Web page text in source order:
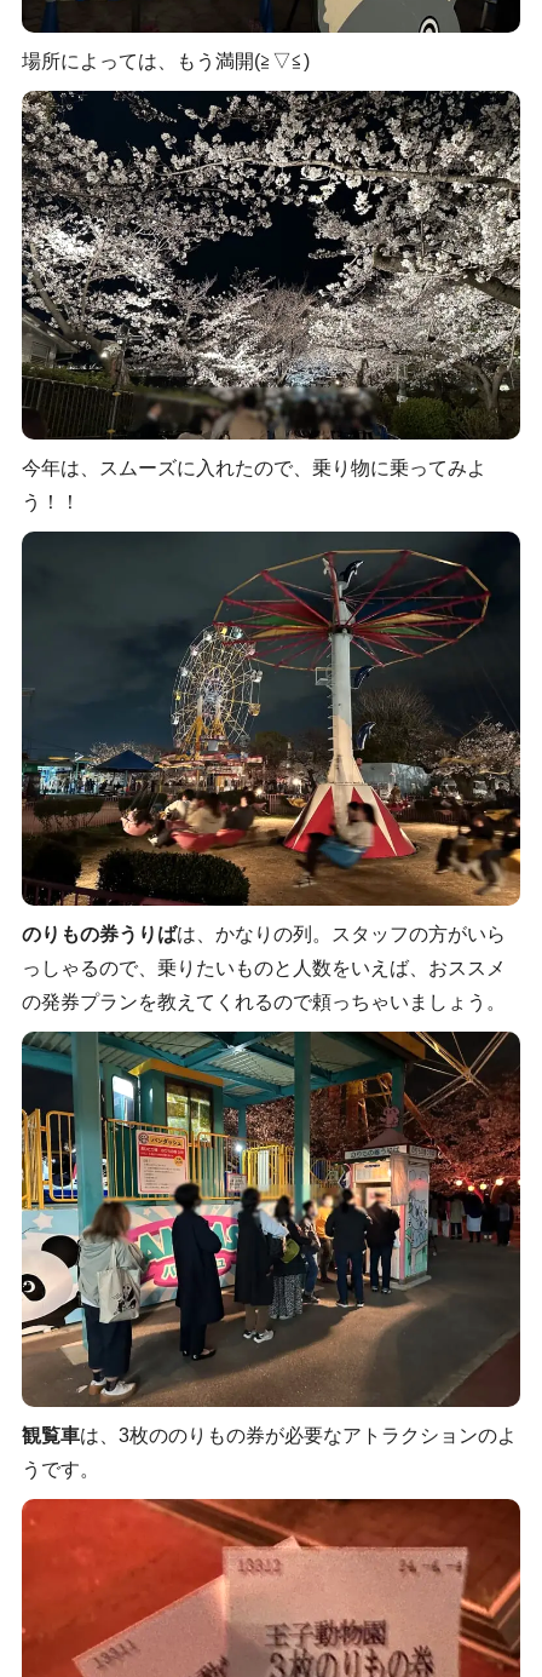
場所によっては、もう満開(≧▽≦)
今年は、スムーズに入れたので、乗り物に乗ってみよ
う！！
のりもの券うりばは、かなりの列。スタッフの方がいら
っしゃるので、乗りたいものと人数をいえば、おススメ
の発券プランを教えてくれるので頼っちゃいましょう。
観覧車は、3枚ののりもの券が必要なアトラクションのよ
うです。